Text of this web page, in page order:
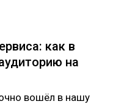
как в
на
вошёл в нашу